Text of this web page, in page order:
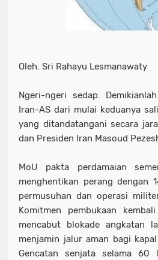
Oleh. Sri Rahayu Lesmanawaty
Ngeri-ngeri sedap.
Iran-AS dari mulai keduanya
yang ditandatangani secara
dan Presiden Iran Masoud
MoU pakta perdamaian
menghentikan perang dengan
permusuhan dan operasi
Komitmen pembukaan
mencabut blokade angkatan
menjamin jalur aman bagi
Gencatan senjata selama 60